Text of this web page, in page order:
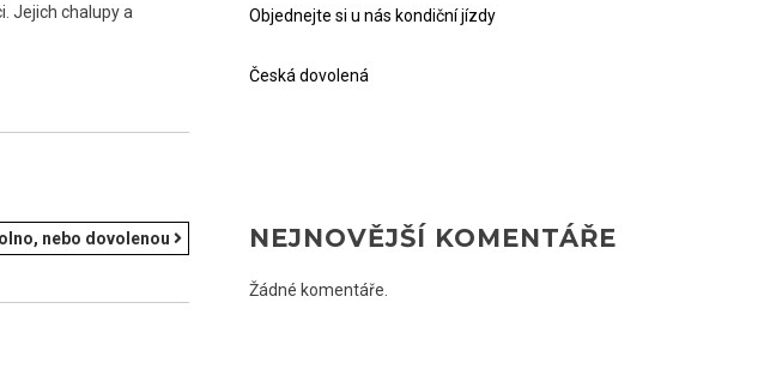
Jejich chalupy a
nebo dovolenou
Objednejte si u nás kondiční jízdy
Česká dovolená
NEJNOVĚJŠÍ KOMENTÁŘE
Žádné komentáře.